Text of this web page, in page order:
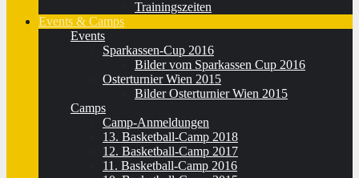
Trainingszeiten
Events & Camps
Events
Sparkassen-Cup 2016
Bilder vom Sparkassen Cup 2016
Osterturnier Wien 2015
Bilder Osterturnier Wien 2015
Camps
Camp-Anmeldungen
13. Basketball-Camp 2018
12. Basketball-Camp 2017
11. Basketball-Camp 2016